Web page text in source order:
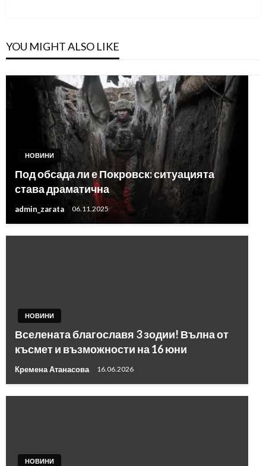
YOU MIGHT ALSO LIKE
НОВИНИ
Под обсада ли е Покровск: ситуацията
става драматична
admin_zarata 06.11.2025
НОВИНИ
Вселената благославя 3 зодии! Вълна от
късмет и възможности на 16 юни
Кремена Атанасова 16.06.2026
НОВИНИ